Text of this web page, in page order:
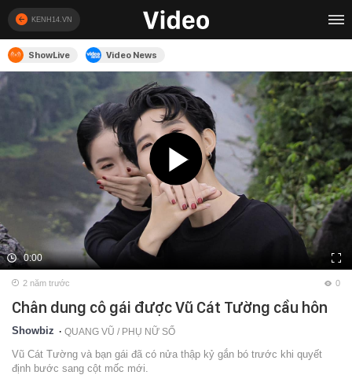
KENH14.VN
ShowLive Video News
0:00
2 năm trước 0
Chân dung cô gái được Vũ Cát Tường cầu hôn
Showbiz QUANG VŨ / PHỤ NỮ SỐ
Vũ Cát Tường và bạn gái đã có nửa thập kỷ gắn bó trước khi quyết
định bước sang cột mốc mới.